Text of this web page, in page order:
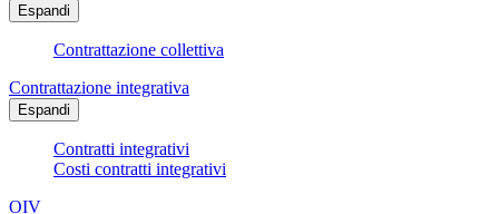
Espandi
Contrattazione collettiva
Contrattazione integrativa
Espandi
Contratti integrativi
Costi contratti integrativi
OIV